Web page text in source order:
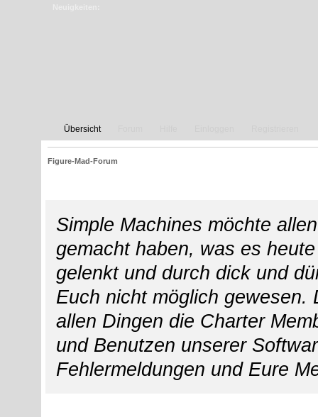
Übersicht
Figure-Mad-Forum
Simple Machines möchte
gemacht haben, was es
gelenkt und durch dick und
Euch nicht möglich
allen Dingen die Charter
und Benutzen unserer
Fehlermeldungen und Eure